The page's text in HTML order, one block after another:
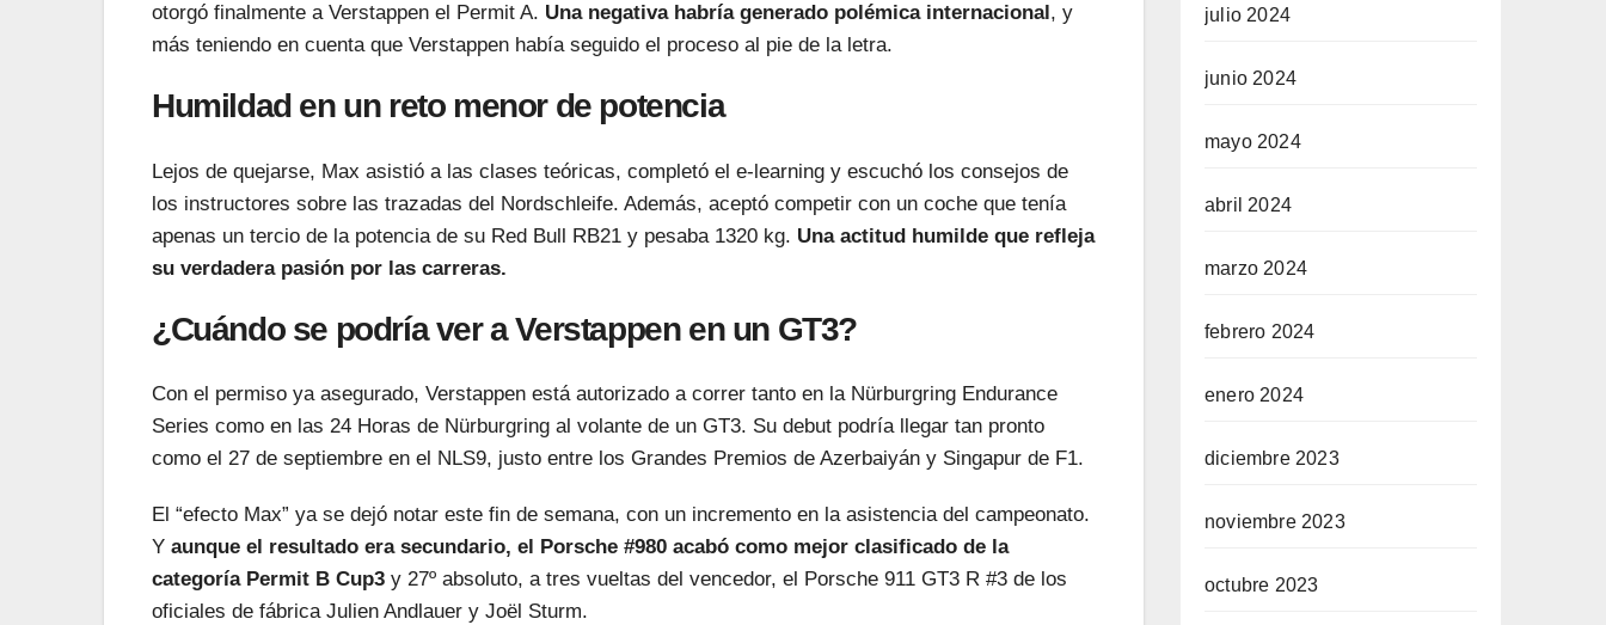
otorgó finalmente a Verstappen el Permit A. Una negativa habría generado polémica internacional , y
más teniendo en cuenta que Verstappen había seguido el proceso al pie de la letra.
Humildad en un reto menor de potencia
Lejos de quejarse, Max asistió a las clases teóricas, completó el e-learning y escuchó los consejos de
los instructores sobre las trazadas del Nordschleife. Además, aceptó competir con un coche que tenía
apenas un tercio de la potencia de su Red Bull RB21 y pesaba 1320 kg. Una actitud humilde que refleja
su verdadera pasión por las carreras.
¿Cuándo se podría ver a Verstappen en un GT3?
Con el permiso ya asegurado, Verstappen está autorizado a correr tanto en la Nürburgring Endurance
Series como en las 24 Horas de Nürburgring al volante de un GT3. Su debut podría llegar tan pronto
como el 27 de septiembre en el NLS9, justo entre los Grandes Premios de Azerbaiyán y Singapur de F1.
El “efecto Max” ya se dejó notar este fin de semana, con un incremento en la asistencia del campeonato.
Y aunque el resultado era secundario, el Porsche #980 acabó como mejor clasificado de la
categoría Permit B Cup3 y 27º absoluto, a tres vueltas del vencedor, el Porsche 911 GT3 R #3 de los
oficiales de fábrica Julien Andlauer y Joël Sturm.
julio 2024
junio 2024
mayo 2024
abril 2024
marzo 2024
febrero 2024
enero 2024
diciembre 2023
noviembre 2023
octubre 2023